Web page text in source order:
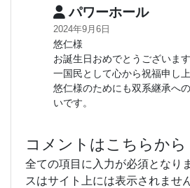
パワーホール
2024年9月6日
悠仁様
お誕生日おめでとうございます
一国民として心から祝福申し上
悠仁様のためにも双系継承へ
いです。
コメントはこちらから
全ての項目に入力が必須となり
スはサイト上には表示されません